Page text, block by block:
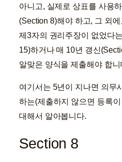
아니고, 실제로 상표를 사용
(Section 8)해야 하고, 그 외
제3자의 권리주장이 없었다
15)하거나 매 10년 갱신
알맞은 양식을 제출해야 합니
여기서는 5년이 지나면 의무
하는(제출하지 않으면 등록
대해서 알아봅니다.
Section 8